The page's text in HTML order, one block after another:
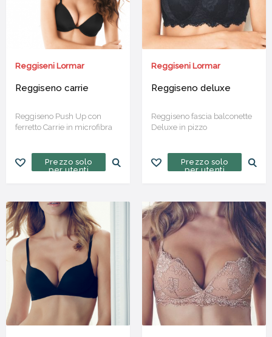
Reggiseni Lormar
Reggiseno carrie
Reggiseno Push Up con
ferretto Carrie in microfibra
Prezzo solo
per utenti
Reggiseni Lormar
Reggiseno deluxe
Reggiseno fascia balconette
Deluxe in pizzo
Prezzo solo
per utenti